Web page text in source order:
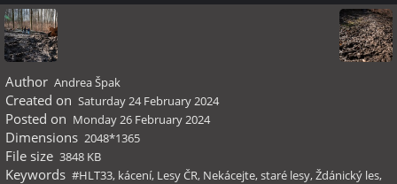
Author Andrea Špak
Created on Saturday 24 February 2024
Posted on Monday 26 February 2024
Dimensions 2048*1365
File size 3848 KB
Keywords #HLT33, kácení, Lesy ČR, Nekácejte,staré lesy,Ždánický les,